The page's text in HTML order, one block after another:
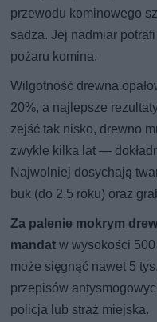
przewodu kominowego
sadza. Jej nadmiar
pożaru komina.
Wilgotność drewna
20%, a najlepsze
zejść tak nisko, drewno
zwykle kilka lat —
Najwolniej dosychają
buk (do 2,5 roku) oraz
Za palenie mokrym
mandat w wysokości
może sięgnąć nawet 5
przepisów
policja lub straż miejska.